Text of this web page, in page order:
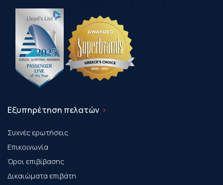
Εξυπηρέτηση πελατών
Συχνές ερωτήσεις
Επικοινωνία
Όροι επιβίβασης
Δικαιώματα επιβάτη